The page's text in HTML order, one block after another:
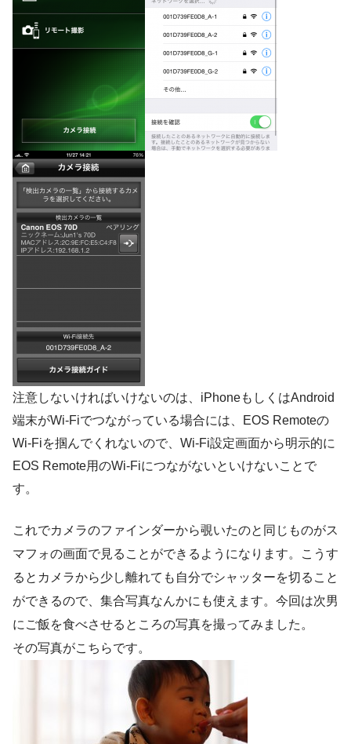
注意しないければいけないのは、iPhoneもしくはAndroid
端末がWi-Fiでつながっている場合には、EOS Remoteの
Wi-Fiを掴んでくれないので、Wi-Fi設定画面から明示的に
EOS Remote用のWi-Fiにつながないといけないことで
す。
これでカメラのファインダーから覗いたのと同じものがス
マフォの画面で見ることができるようになります。こうす
るとカメラから少し離れても自分でシャッターを切ること
ができるので、集合写真なんかにも使えます。今回は次男
にご飯を食べさせるところの写真を撮ってみました。
その写真がこちらです。